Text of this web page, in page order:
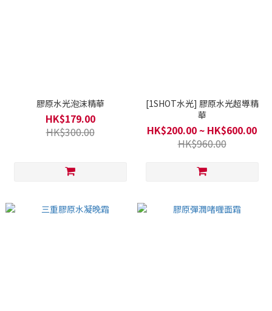
膠原水光泡沫精華
HK$179.00
HK$300.00
[1SHOT水光] 膠原水光超導精
華
HK$200.00 ~ HK$600.00
HK$960.00